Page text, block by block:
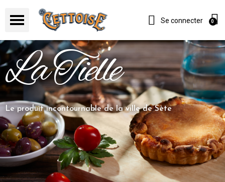
Se connecter
La Tielle
Le produit incontournable de la ville de Sète